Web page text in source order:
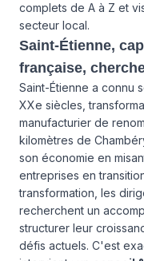
complets de A à Z et
secteur local.
Saint-Étienne,
française,
Saint-Étienne a connu
XXe siècles,
manufacturier de
kilomètres de
son économie en
entreprises en
transformation, les
recherchent un
structurer leur
défis actuels. C'est